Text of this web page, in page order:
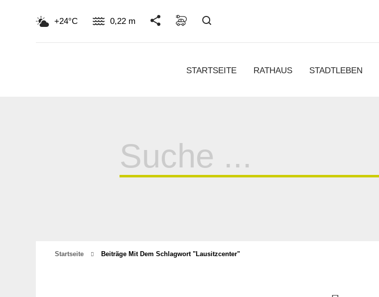
+24°C 0,22 m
STARTSEITE RATHAUS STADTLEBEN
für:
Startseite Beiträge Mit Dem Schlagwort "lausitzcenter"